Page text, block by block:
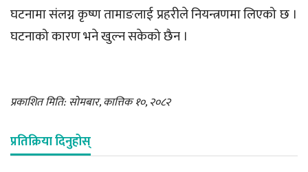
घटनामा संलग्न कृष्ण तामाङलाई प्रहरीले नियन्त्रणमा लिएको छ ।
घटनाको कारण भने खुल्न सकेको छैन ।
प्रकाशित मिति: सोमबार, कात्तिक १०, २०८२
प्रतिक्रिया दिनुहोस्